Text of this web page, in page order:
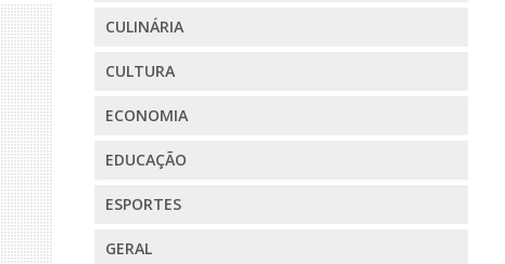
CULINÁRIA
CULTURA
ECONOMIA
EDUCAÇÃO
ESPORTES
GERAL